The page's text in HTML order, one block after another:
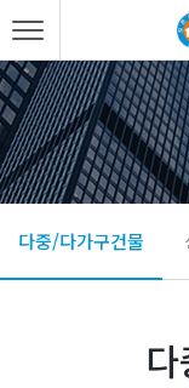
다중/다가구건물